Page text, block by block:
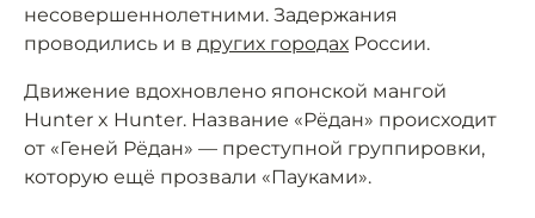
несовершеннолетними. Задержания
проводились и в других городах России.
Движение вдохновлено японской мангой
Hunter x Hunter. Название «Рёдан» происходит
от «Геней Рёдан» — преступной группировки,
которую ещё прозвали «Пауками».